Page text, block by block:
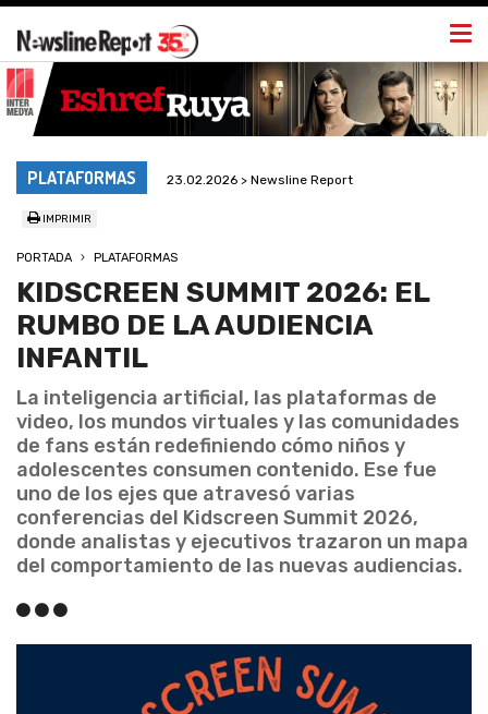
PLATAFORMAS 23.02.2026 > Newsline Report
IMPRIMIR
PORTADA PLATAFORMAS
KIDSCREEN SUMMIT 2026: EL
RUMBO DE LA AUDIENCIA
INFANTIL
La inteligencia artificial, las plataformas de
video, los mundos virtuales y las comunidades
de fans están redefiniendo cómo niños y
adolescentes consumen contenido. Ese fue
uno de los ejes que atravesó varias
conferencias del Kidscreen Summit 2026,
donde analistas y ejecutivos trazaron un mapa
del comportamiento de las nuevas audiencias.